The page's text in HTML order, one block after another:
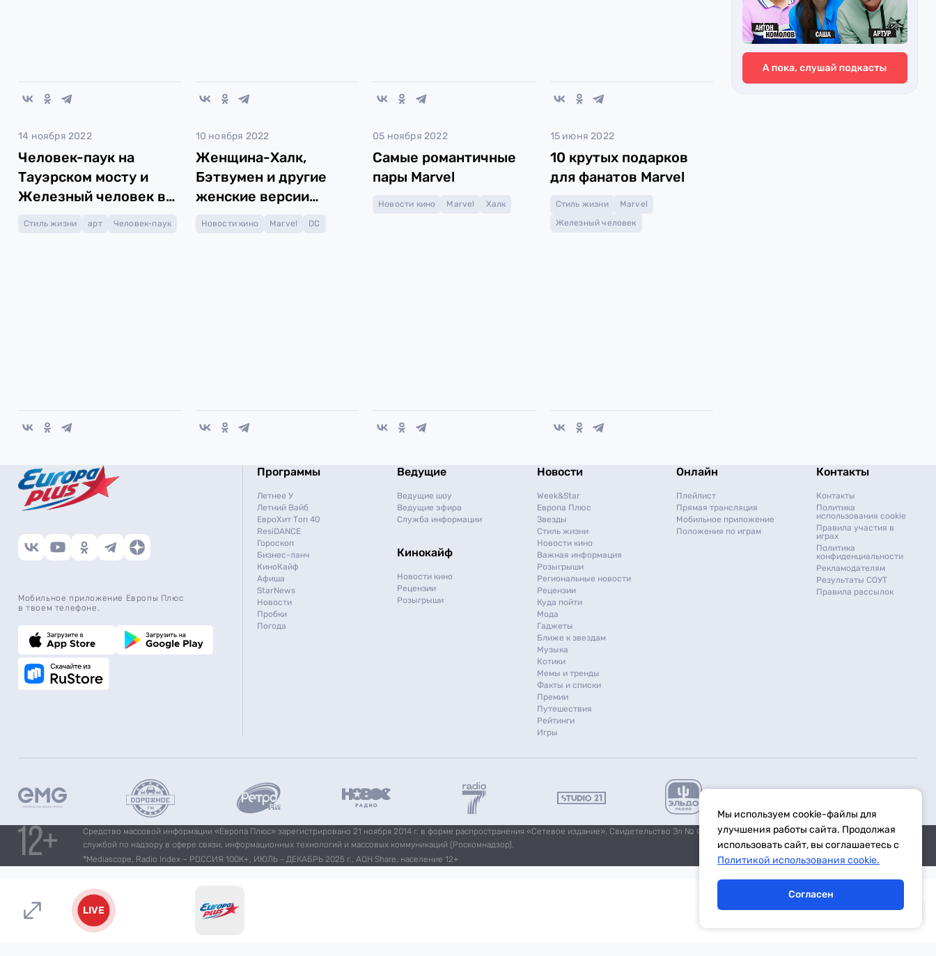
14 ноября 2022
Человек-паук на
Тауэрском мосту и
Железный человек в
метро
Стиль жизни арт Человек-паук
10 ноября 2022
Женщина-Халк,
Бэтвумен и другие
женские версии
супергероев
Новости кино Marvel DC
05 ноября 2022
Самые романтичные
пары Marvel
Новости кино Marvel Халк
15 июня 2022
10 крутых подарков
для фанатов Marvel
Стиль жизни
Marvel
Железный человек
Мобильное приложение Европы Плюс
в твоем телефоне.
Программы
Летнее У
Летний Вайб
ЕвроХит Топ 40
ResiDANCE
Гороскоп
Бизнес-ланч
КиноКайф
Афиша
StarNews
Новости
Пробки
Погода
Ведущие
Ведущие шоу
Ведущие эфира
Служба информации
Кинокайф
Новости кино
Рецензии
Розыгрыши
Новости
Week&Star
Европа Плюс
Звезды
Стиль жизни
Новости кино
Важная информация
Розыгрыши
Региональные новости
Рецензии
Куда пойти
Мода
Гаджеты
Ближе к звездам
Музыка
Котики
Мемы и тренды
Факты и списки
Премии
Путешествия
Рейтинги
Игры
Онлайн
Плейлист
Прямая трансляция
Мобильное приложение
Положения по играм
Контакты
Контакты
Политика
использования cookie
Правила участия в
играх
Политика
конфиденциальности
Рекламодателям
Результаты СОУТ
Правила рассылок
Средство массовой информации «Европа Плюс» зарегистрировано 21 ноября 2014 г. в форме распространения «Сетевое издание». Свидетельство Эл № ФС77-59972 от 21.11.2014 выдано Федеральной
службой по надзору в сфере связи, информационных технологий и массовых коммуникаций (Роскомнадзор).
*Mediascope, Radio Index – РОССИЯ 100К+, ИЮЛЬ - ДЕКАБРЬ 2025 г., AQH Share, население 12+
LIVE
Мы используем cookie-файлы для
улучшения работы сайта. Продолжая
использовать сайт, вы соглашаетесь с
Политикой использования cookie.
Согласен